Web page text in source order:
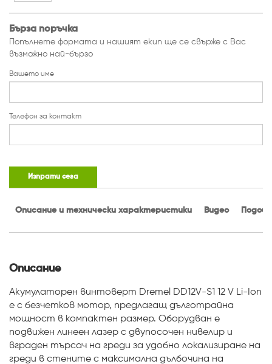
Бърза поръчка
Попълнете формата и нашият екип ще се свърже с Вас
възможно най-бързо
Вашето име
Телефон за контакт
Изпрати сега
Описание и технически характеристики Видео
Описание
Акумулаторен винтоверт Dremel DD12V-S1 12 V Li-Ion
е с безчетков мотор, предлагащ дълготрайна
мощност в компактен размер. Оборудван е
подвижен линеен лазер с двупосочен нивелир и
вграден търсач на греди за удобно локализиране на
греди в стените с максимална дълбочина на